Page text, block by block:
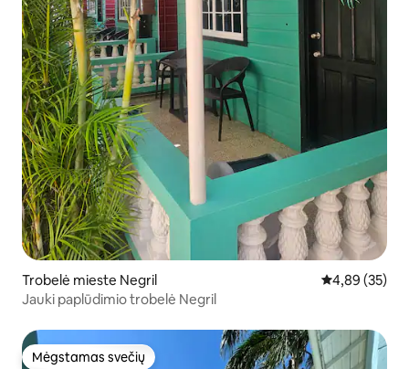
Trobelė mieste Negril Vidutinis
4,89 (35)
Jauki paplūdimio trobelė Negril
Mėgstamas svečių
Mėgstamas svečių